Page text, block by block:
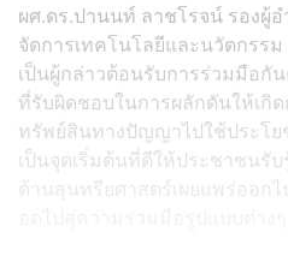
ผศ.ดร.ปานนท์ ลาชโรจน์ รองผู้
จัดการเทคโนโลยีและนวัตกรร
เป็นผู้กล่าวต้อนรับการร่วมมือกั
ที่รับผิดชอบในการผลักดันให้เกิ
ทรัพย์สินทางปัญญาไปใช้ประโ
เป็นจุดเริ่มต้นที่ดีให้ประชาชนรั
ด้านสุนทรียศาสตร์เผยแพร่ออก